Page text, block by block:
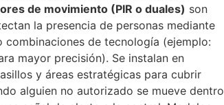
de movimiento (PIR o duales) son
la presencia de personas mediante
combinaciones de tecnología (ejemplo:
mayor precisión). Se instalan en
y áreas estratégicas para cubrir
alguien no autorizado se mueve dentro